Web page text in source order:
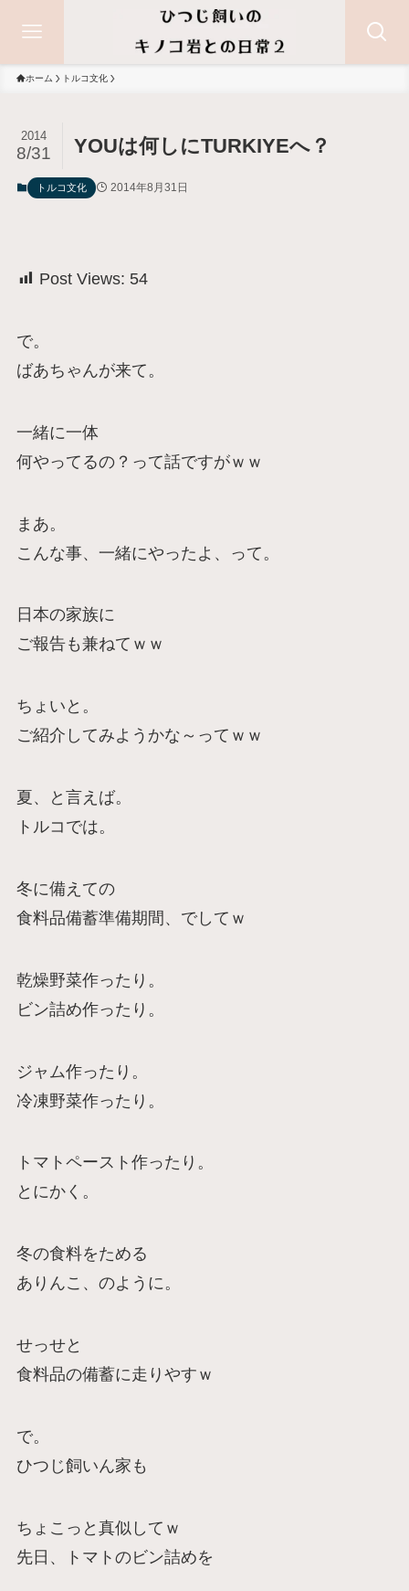
ホーム トルコ文化
YOUは何しにTURKIYEへ？
2014
8/31
トルコ文化 2014年8月31日
Post Views: 54
で。
ばあちゃんが来て。
一緒に一体
何やってるの？って話ですがｗｗ
まあ。
こんな事、一緒にやったよ、って。
日本の家族に
ご報告も兼ねてｗｗ
ちょいと。
ご紹介してみようかな～ってｗｗ
夏、と言えば。
トルコでは。
冬に備えての
食料品備蓄準備期間、でしてｗ
乾燥野菜作ったり。
ビン詰め作ったり。
ジャム作ったり。
冷凍野菜作ったり。
トマトペースト作ったり。
とにかく。
冬の食料をためる
ありんこ、のように。
せっせと
食料品の備蓄に走りやすｗ
で。
ひつじ飼いん家も
ちょこっと真似してｗ
先日、トマトのビン詰めを